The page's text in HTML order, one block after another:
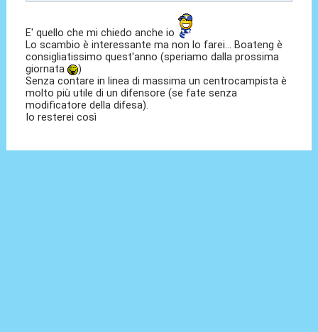
E' quello che mi chiedo anche io
Lo scambio è interessante ma non lo farei... Boateng è
consigliatissimo quest'anno (speriamo dalla prossima
giornata
)
Senza contare in linea di massima un centrocampista è
molto più utile di un difensore (se fate senza
modificatore della difesa).
Io resterei così